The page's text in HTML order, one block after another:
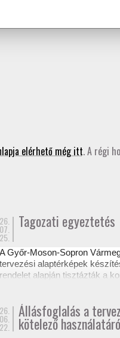
elérhető még itt. A régi
26.
07.
25.
Tagozati egyeztetés
A Győr-Moson-Sopron
tervezési alaptérképek
rendelet alapján tisztázták a
26.
06.
22.
Állásfoglalás a
kötelező